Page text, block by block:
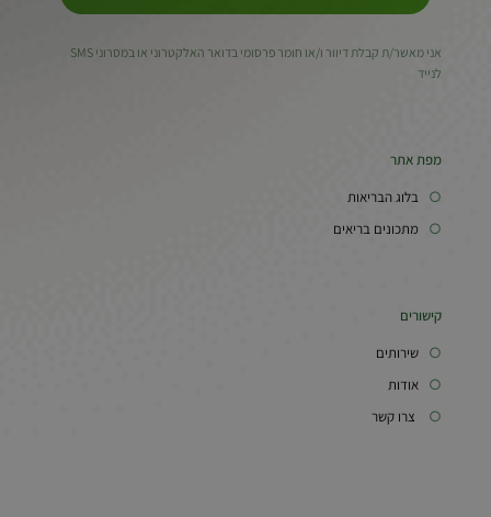
אני מאשר/ת קבלת דיוור ו/או חומר פרסומי בדואר האלקטרוני או במסרוני SMS
לנייד
מפת אתר
○ בלוג הבריאות
○ מתכונים בריאים
קישורים
○ שירותים
○ אודות
○
צרו קשר